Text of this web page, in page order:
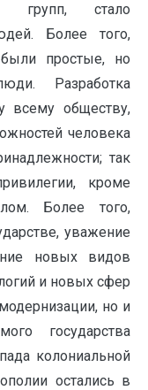
групп, стало
Более того,
были простые, но
Разработка
всему обществу,
человека
так
кроме
Более того,
уважение
новых видов
и новых сфер
но и
государства
колониальной
остались в